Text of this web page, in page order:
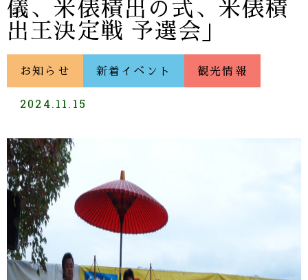
儀、米俵積出の式、米俵積
出王決定戦 予選会」
お知らせ 新着イベント 観光情報
2024.11.15